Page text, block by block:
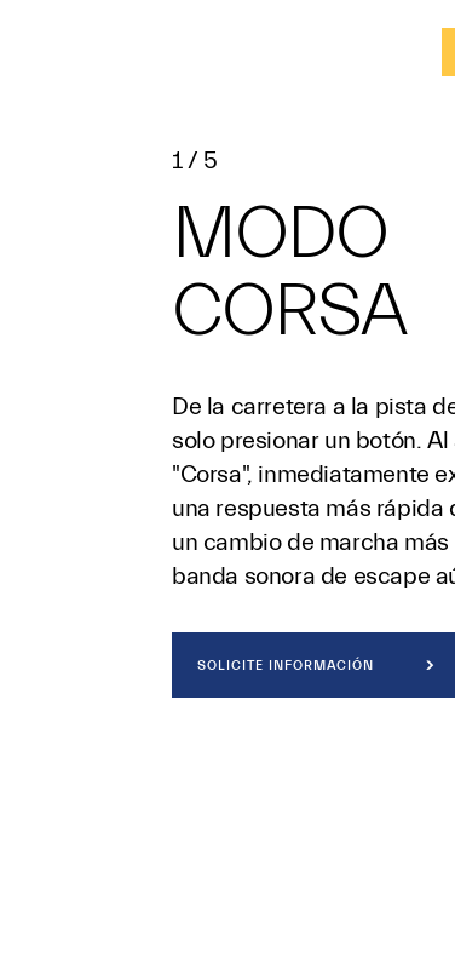
1 / 5
MODO
CORSA
De la carretera a la pista
solo presionar un botón.
"Corsa", inmediatamente
una respuesta más rápida
un cambio de marcha
banda sonora de escape
SOLICITE INFORMACIÓN